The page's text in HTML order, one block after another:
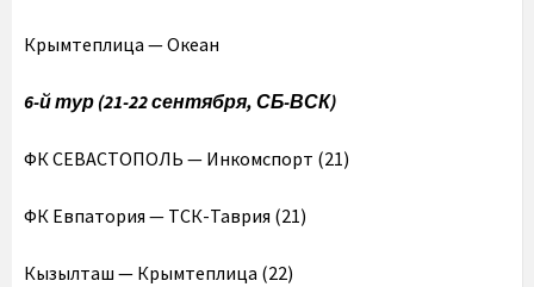
Крымтеплица — Океан
6-й тур (21-22 сентября, СБ-ВСК)
ФК СЕВАСТОПОЛЬ — Инкомспорт (21)
ФК Евпатория — ТСК-Таврия (21)
Кызылташ — Крымтеплица (22)